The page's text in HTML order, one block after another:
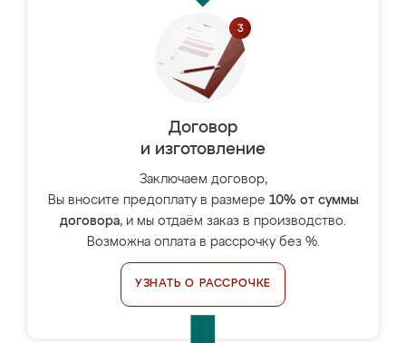
Договор
и изготовление
Заключаем договор,
Вы вносите предоплату в размере 10% от суммы
договора, и мы отдаём заказ в производство.
Возможна оплата в рассрочку без %.
УЗНАТЬ О РАССРОЧКЕ